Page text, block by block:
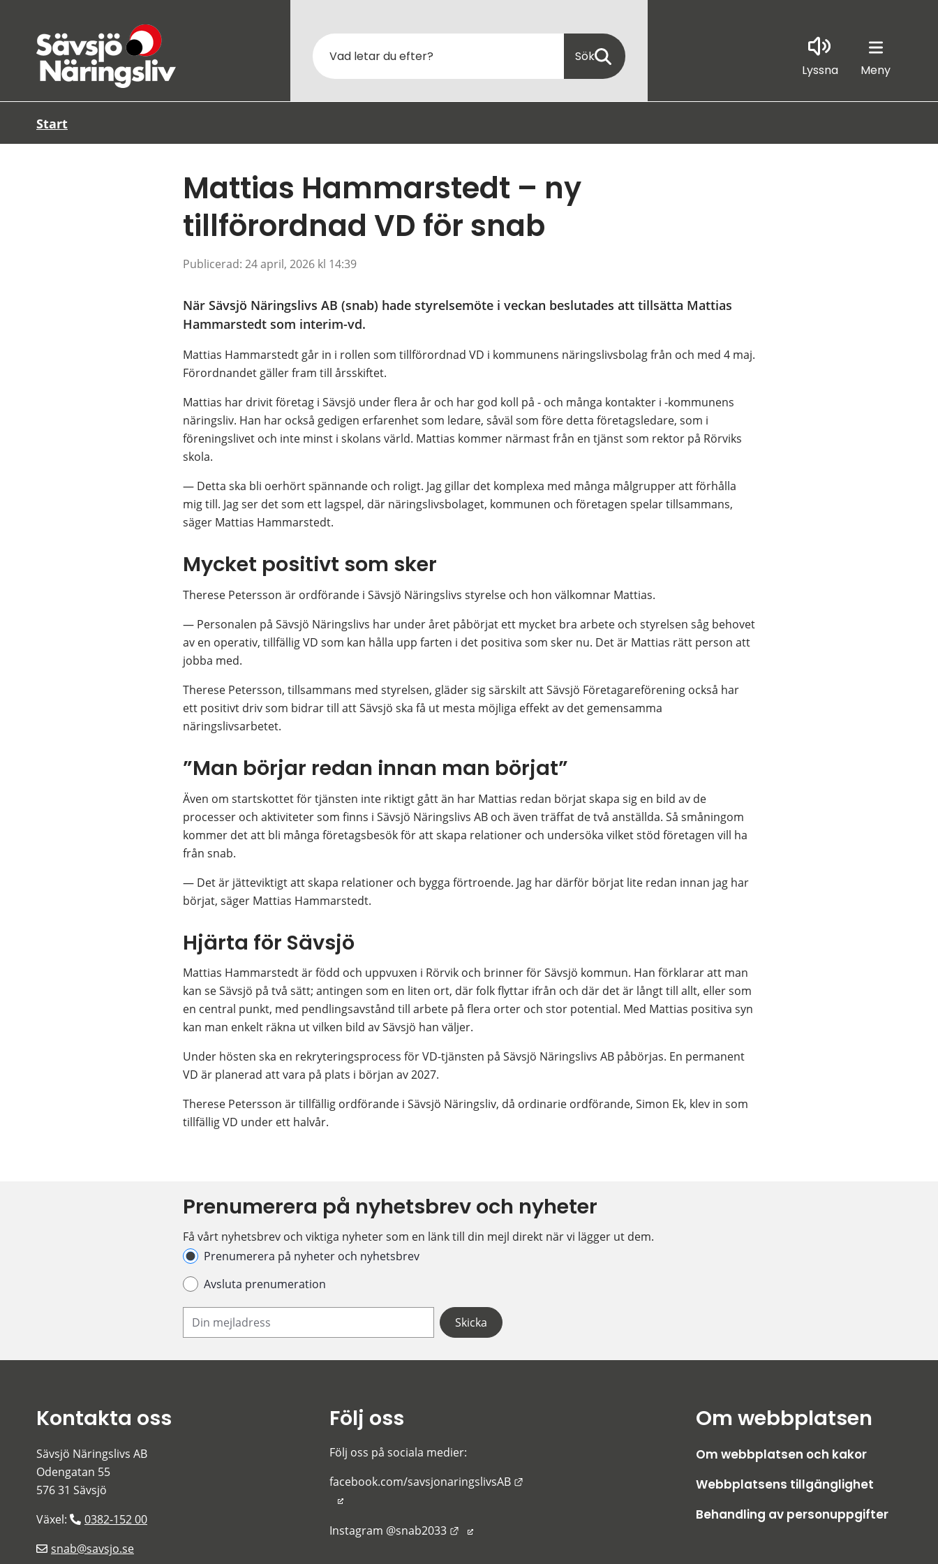
Sök
Lyssna
Meny
Start
Mattias Hammarstedt – ny
tillförordnad VD för snab
Publicerad: 24 april, 2026 kl 14:39
När Sävsjö Näringslivs AB (snab) hade styrelsemöte i veckan beslutades att tillsätta Mattias
Hammarstedt som interim-vd.
Mattias Hammarstedt går in i rollen som tillförordnad VD i kommunens näringslivsbolag från och med 4 maj.
Förordnandet gäller fram till årsskiftet.
Mattias har drivit företag i Sävsjö under flera år och har god koll på - och många kontakter i -kommunens
näringsliv. Han har också gedigen erfarenhet som ledare, såväl som före detta företagsledare, som i
föreningslivet och inte minst i skolans värld. Mattias kommer närmast från en tjänst som rektor på Rörviks
skola.
— Detta ska bli oerhört spännande och roligt. Jag gillar det komplexa med många målgrupper att förhålla
mig till. Jag ser det som ett lagspel, där näringslivsbolaget, kommunen och företagen spelar tillsammans,
säger Mattias Hammarstedt.
Mycket positivt som sker
Therese Petersson är ordförande i Sävsjö Näringslivs styrelse och hon välkomnar Mattias.
— Personalen på Sävsjö Näringslivs har under året påbörjat ett mycket bra arbete och styrelsen såg behovet
av en operativ, tillfällig VD som kan hålla upp farten i det positiva som sker nu. Det är Mattias rätt person att
jobba med.
Therese Petersson, tillsammans med styrelsen, gläder sig särskilt att Sävsjö Företagareförening också har
ett positivt driv som bidrar till att Sävsjö ska få ut mesta möjliga effekt av det gemensamma
näringslivsarbetet.
”Man börjar redan innan man börjat”
Även om startskottet för tjänsten inte riktigt gått än har Mattias redan börjat skapa sig en bild av de
processer och aktiviteter som finns i Sävsjö Näringslivs AB och även träffat de två anställda. Så småningom
kommer det att bli många företagsbesök för att skapa relationer och undersöka vilket stöd företagen vill ha
från snab.
— Det är jätteviktigt att skapa relationer och bygga förtroende. Jag har därför börjat lite redan innan jag har
börjat, säger Mattias Hammarstedt.
Hjärta för Sävsjö
Mattias Hammarstedt är född och uppvuxen i Rörvik och brinner för Sävsjö kommun. Han förklarar att man
kan se Sävsjö på två sätt; antingen som en liten ort, där folk flyttar ifrån och där det är långt till allt, eller som
en central punkt, med pendlingsavstånd till arbete på flera orter och stor potential. Med Mattias positiva syn
kan man enkelt räkna ut vilken bild av Sävsjö han väljer.
Under hösten ska en rekryteringsprocess för VD-tjänsten på Sävsjö Näringslivs AB påbörjas. En permanent
VD är planerad att vara på plats i början av 2027.
Therese Petersson är tillfällig ordförande i Sävsjö Näringsliv, då ordinarie ordförande, Simon Ek, klev in som
tillfällig VD under ett halvår.
Prenumerera på nyhetsbrev och nyheter
Få vårt nyhetsbrev och viktiga nyheter som en länk till din mejl direkt när vi lägger ut dem.
Hantera prenumeration
Prenumerera på nyheter och nyhetsbrev
Avsluta prenumeration
Din e-postadress
Kontakta oss
Sävsjö Näringslivs AB
Odengatan 55
576 31 Sävsjö
Växel:
0382-152 00
snab@savsjo.se
Följ oss
Följ oss på sociala medier:
facebook.com/savsjonaringslivsAB
Instagram @snab2033 Länk till annan webbplats.
Om webbplatsen
Om webbplatsen och kakor
Webbplatsens tillgänglighet
Behandling av personuppgifter